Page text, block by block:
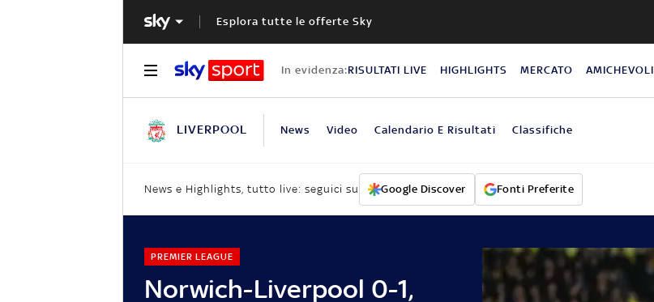
Esplora tutte le offerte Sky
In evidenza:RISULTATI LIVE HIGHLIGHTS MERCATO AMICHEVOLI
LIVERPOOL News Video Calendario E Risultati Classifiche
News e Highlights, tutto live: seguici su Google Discover Fonti Preferite
Norwich-Liverpool 0-1,
PREMIER LEAGUE